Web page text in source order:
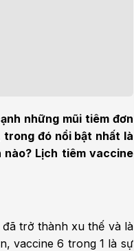
những mũi tiêm đơn
đó nổi bật nhất là
Lịch tiêm vaccine
trở thành xu thế và là
vaccine 6 trong 1 là sự